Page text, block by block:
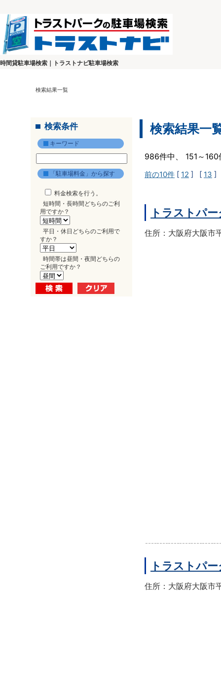
時間貸駐車場検索｜トラストナビ駐車場検索
検索結果一覧
検索条件
キーワード
「駐車場料金」から探す
料金検索を行う。
短時間・長時間どちらのご利
用ですか？
平日・休日どちらのご利用で
すか？
時間帯は昼間・夜間どちらの
ご利用ですか？
検索結果一
986件中、 151～
前の10件 [ 12 ] [ 13 ]
トラストパ
住所：大阪府大阪市
トラストパ
住所：大阪府大阪市